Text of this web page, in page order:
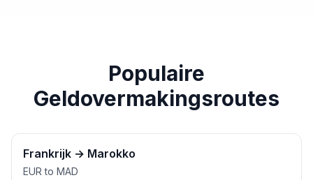
Populaire
Geldovermakingsroutes
Frankrijk → Marokko
EUR to MAD